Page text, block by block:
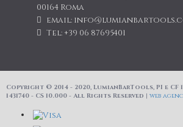
00164 Roma
email:
Tel: +39 06 87695401
Copyright © 2014 - 2020, LumianBarTools, PI e CF
1431740 - CS 10.000 - All Rights Reserved | web